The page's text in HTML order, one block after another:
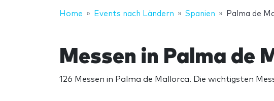
Home Events nach Ländern Spanien Palma de
Messen in Palma de
126 Messen in Palma de Mallorca. Die wichtigsten